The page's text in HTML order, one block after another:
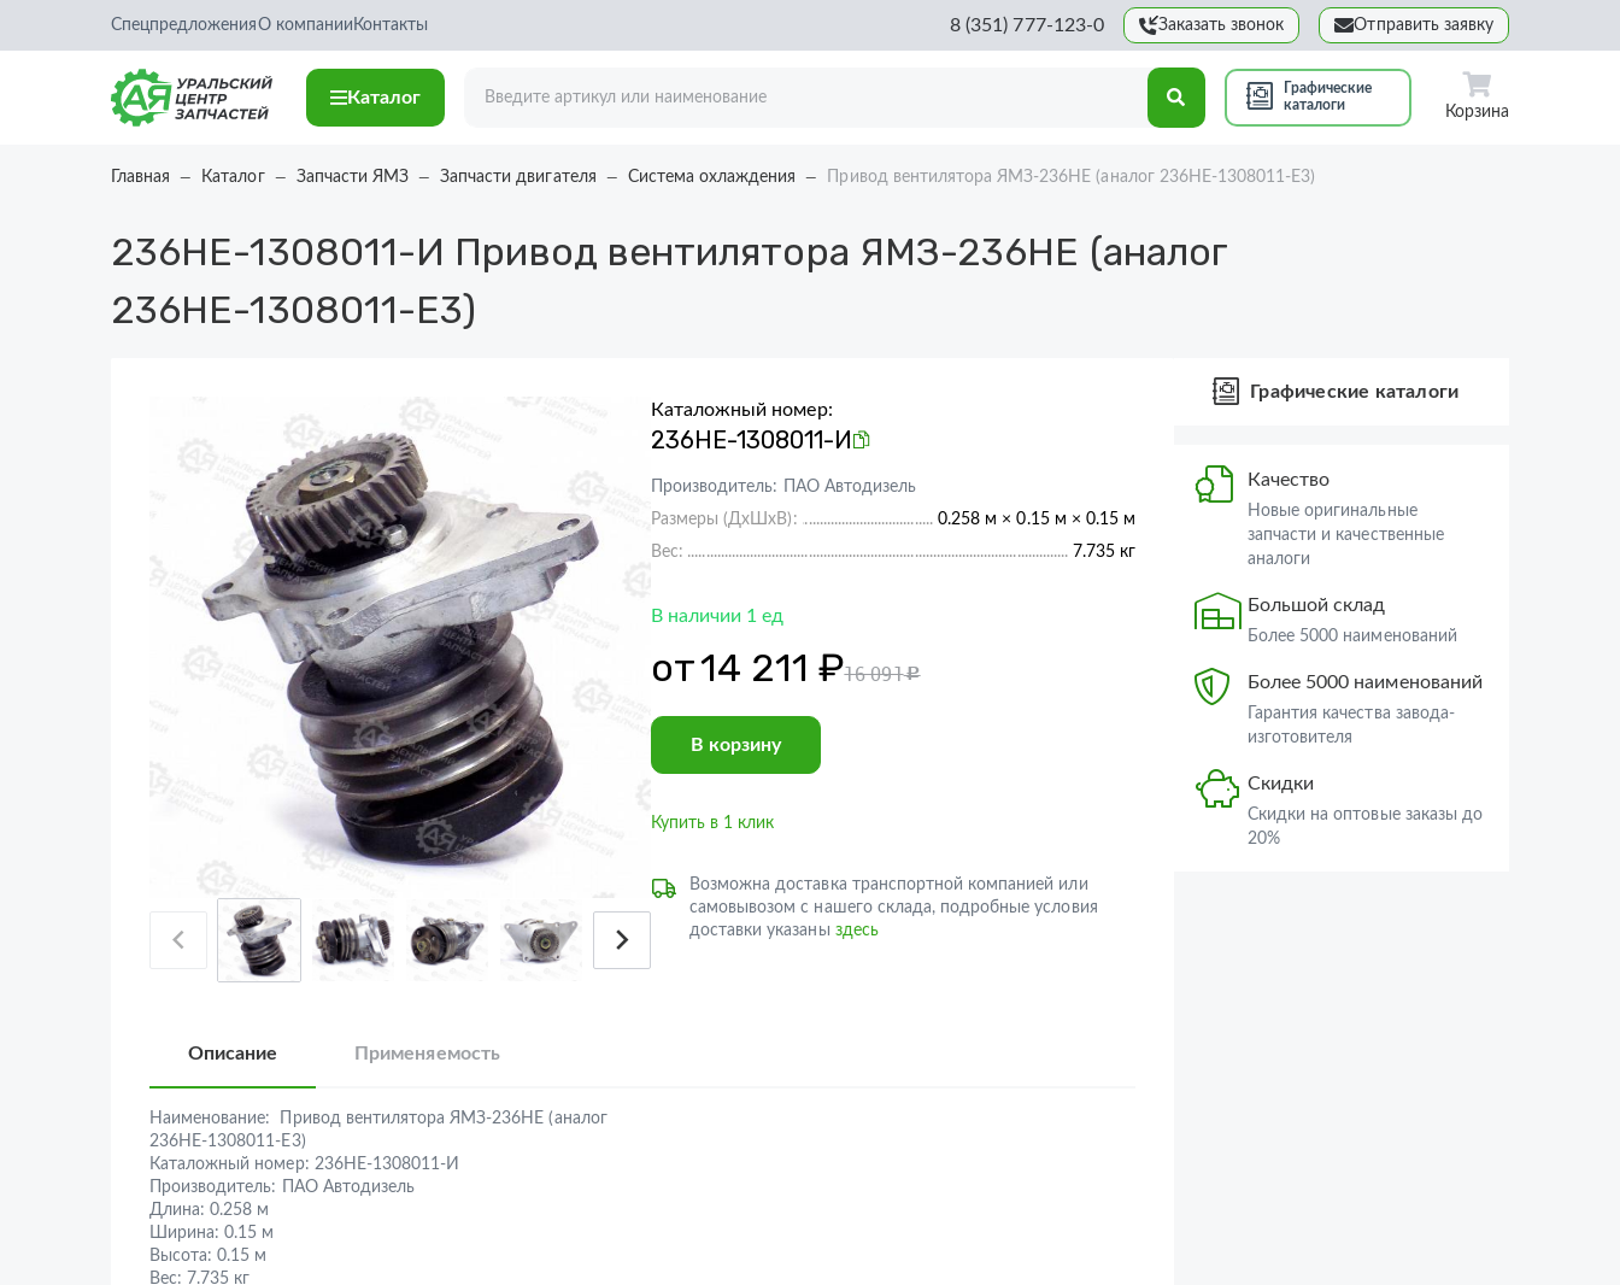
СпецпредложенияО компании Контакты 8 (351) 777-123-0 Заказать звонок Отправить заявку
Каталог
Графические
каталоги
Корзина
Главная Каталог Запчасти ЯМЗ Запчасти двигателя Система охлаждения Привод вентилятора ЯМЗ-236НЕ (аналог 236НЕ-1308011-Е3)
236НЕ-1308011-И Привод вентилятора ЯМЗ-236НЕ (аналог
236НЕ-1308011-Е3)
Каталожный номер:
236НЕ-1308011-И
Производитель:
ПАО Автодизель
Размеры (ДхШхВ):
0.258 м × 0.15 м × 0.15 м
Вес:
7.735 кг
В наличии 1 ед
от14 211 ₽16 091c
В корзину
Купить в 1 клик
Возможна доставка транспортной компанией или
самовывозом с нашего склада, подробные условия
доставки указаны здесь
Описание Применяемость
Наименование:
Привод вентилятора ЯМЗ-236НЕ (аналог
236НЕ-1308011-Е3)
Каталожный номер: 236НЕ-1308011-И
Производитель:
ПАО Автодизель
Длина: 0.258 м
Ширина: 0.15 м
Высота: 0.15 м
Вес: 7.735 кг
Графические каталоги
Качество
Новые оригинальные
запчасти и качественные
аналоги
Большой склад
Более 5000 наименований
Более 5000 наименований
Гарантия качества завода-
изготовителя
Скидки
Скидки на оптовые заказы до
20%